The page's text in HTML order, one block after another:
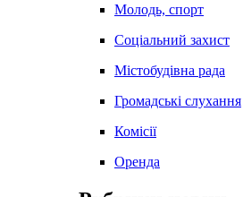
Молодь, спорт
Соціальний захист
Містобудівна рада
Громадські слухання
Комісії
Оренда